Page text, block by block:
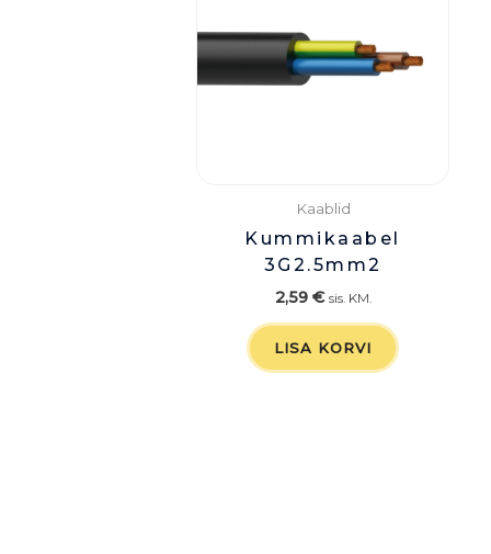
Kaablid
Kummikaabel
3G2.5mm2
2,59 € sis. KM.
LISA KORVI